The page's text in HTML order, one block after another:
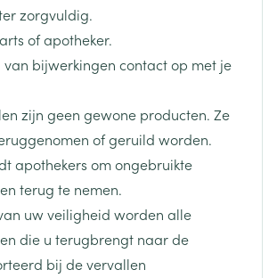
17 mm
60 mm
15 mm
4
Kamertemperatuur (15°C - 25°C)
zorgvuldig.
of apotheker.
van bijwerkingen contact op met je
zijn geen gewone producten. Ze
of geruild worden.
apothekers om ongebruikte
terug te nemen.
uw veiligheid worden alle
die u terugbrengt naar de
bij de vervallen